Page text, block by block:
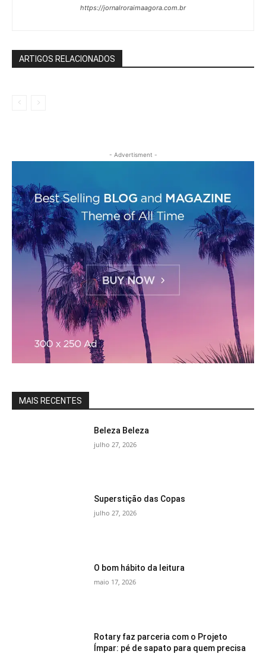
https://jornalroraimaagora.com.br
ARTIGOS RELACIONADOS
- Advertisment -
MAIS RECENTES
Beleza Beleza
julho 27, 2026
Superstição das Copas
julho 27, 2026
O bom hábito da leitura
maio 17, 2026
Rotary faz parceria com o Projeto
Ímpar: pé de sapato para quem precisa